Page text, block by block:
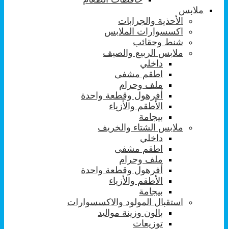
ملابس
الأحذية والجرابات
اكسسوارات الملابس
شنط وحقائب
ملابس الربيع والصيف
داخلي
اطقم مشفى
ملف وحرام
أفرهول وقطعة واحدة
الأطقم والأزياء
بيجامة
ملابس الشتاء والخريف
داخلي
اطقم مشفى
ملف وحرام
أفرهول وقطعة واحدة
الأطقم والأزياء
بيجامة
استقبال المولود والاكسسوارات
بالون وزينة مواليد
توزيعات